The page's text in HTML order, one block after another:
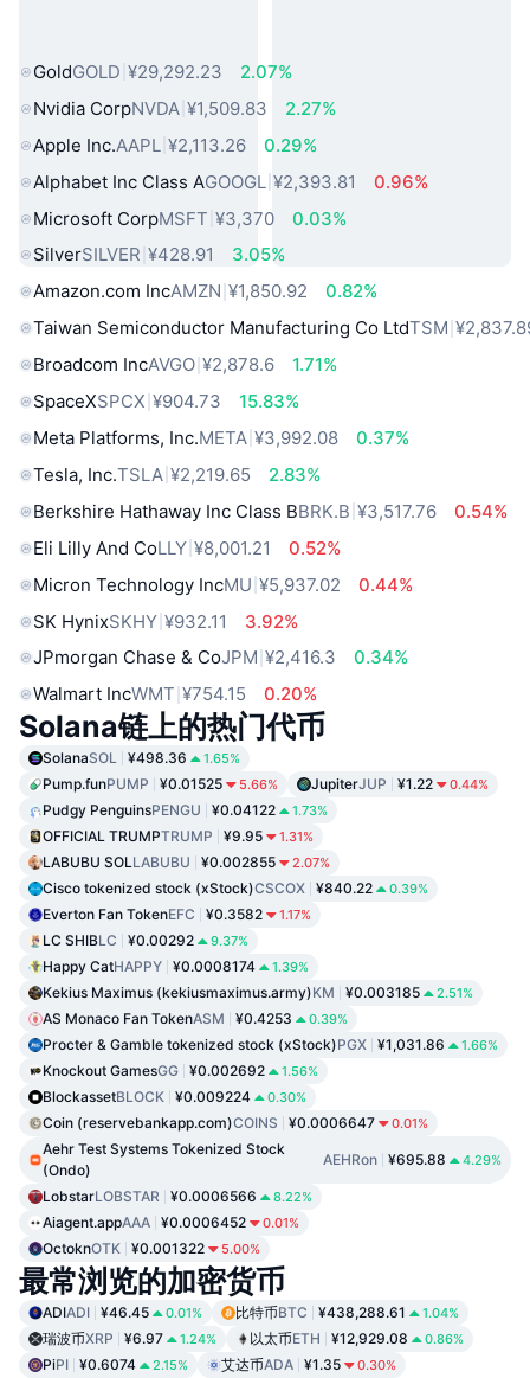
GoldGOLD ¥29,292.23
2.07%
Nvidia CorpNVDA ¥1,509.83
2.27%
Apple Inc.AAPL ¥2,113.26
0.29%
Alphabet Inc Class AGOOGL ¥2,393.81
0.96%
Microsoft CorpMSFT ¥3,370
0.03%
SilverSILVER ¥428.91
3.05%
Amazon.com IncAMZN ¥1,850.92
0.82%
Taiwan Semiconductor Manufacturing Co LtdTSM
Broadcom IncAVGO ¥2,878.6
1.71%
SpaceXSPCX ¥904.73
15.83%
Meta Platforms, Inc.META ¥3,992.08
0.37%
Tesla, Inc.TSLA ¥2,219.65
2.83%
Berkshire Hathaway Inc Class BBRK.B ¥3,517.76
0.54%
Eli Lilly And CoLLY ¥8,001.21
0.52%
Micron Technology IncMU ¥5,937.02
0.44%
SK HynixSKHY ¥932.11
3.92%
JPmorgan Chase & CoJPM ¥2,416.3
0.34%
Walmart IncWMT ¥754.15 0.20%
Solana链上的热门代币
SolanaSOL ¥498.36 1.65%
Pump.funPUMP ¥0.01525 5.66% JupiterJUP ¥1.22 0.44%
Pudgy PenguinsPENGU ¥0.04122 1.73%
OFFICIAL TRUMPTRUMP ¥9.95 1.31%
LABUBU SOLLABUBU ¥0.002855 2.07%
Cisco tokenized stock (xStock)CSCOX ¥840.22 0.39%
Everton Fan TokenEFC ¥0.3582 1.17%
LC SHIBLC ¥0.00292 9.37%
Happy CatHAPPY ¥0.0008174 1.39%
Kekius Maximus (kekiusmaximus.army)KM ¥0.003185 2.51%
AS Monaco Fan TokenASM ¥0.4253 0.39%
Procter & Gamble tokenized stock (xStock)PGX ¥1,031.86 1.66%
Knockout GamesGG ¥0.002692 1.56%
BlockassetBLOCK ¥0.009224 0.30%
Coin (reservebankapp.com)COINS ¥0.0006647 0.01%
Aehr Test Systems Tokenized Stock
(Ondo)
AEHRon ¥695.88 4.29%
LobstarLOBSTAR ¥0.0006566 8.22%
Aiagent.appAAA ¥0.0006452 0.01%
OctoknOTK ¥0.001322 5.00%
最常浏览的加密货币
ADIADI ¥46.45 0.01% 比特币BTC ¥438,288.61 1.04%
瑞波币XRP ¥6.97 1.24% 以太币ETH ¥12,929.08 0.86%
PiPI ¥0.6074 2.15% 艾达币ADA ¥1.35 0.30%